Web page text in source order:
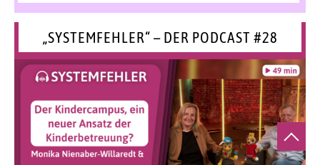
„SYSTEMFEHLER“ – DER PODCAST #28